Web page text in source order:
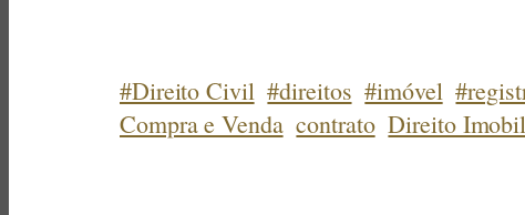
#Direito Civil #direitos #imóvel
Compra e Venda contrato Direito